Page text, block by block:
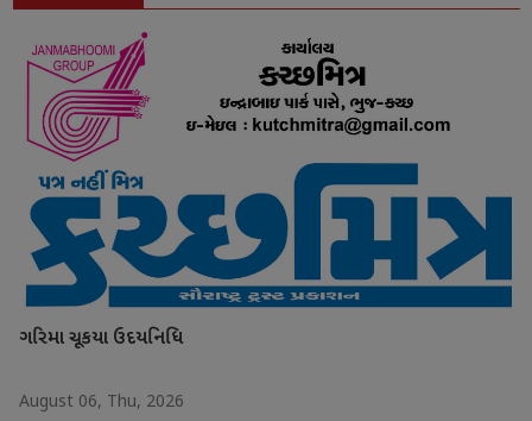
ગરિમા ચૂકયા ઉદયનિધિ
August 06, Thu, 2026